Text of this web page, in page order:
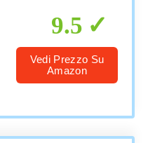
9.5
Vedi Prezzo Su
Amazon